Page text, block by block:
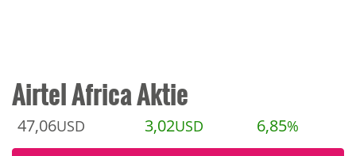
Airtel Africa Aktie
47,06USD 3,02USD 6,85%